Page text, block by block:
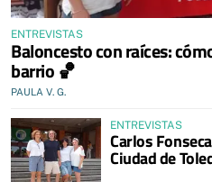
ENTREVISTAS
Baloncesto con raíces:
barrio 🏀
PAULA V. G.
ENTREVISTAS
Carlos
Ciudad de